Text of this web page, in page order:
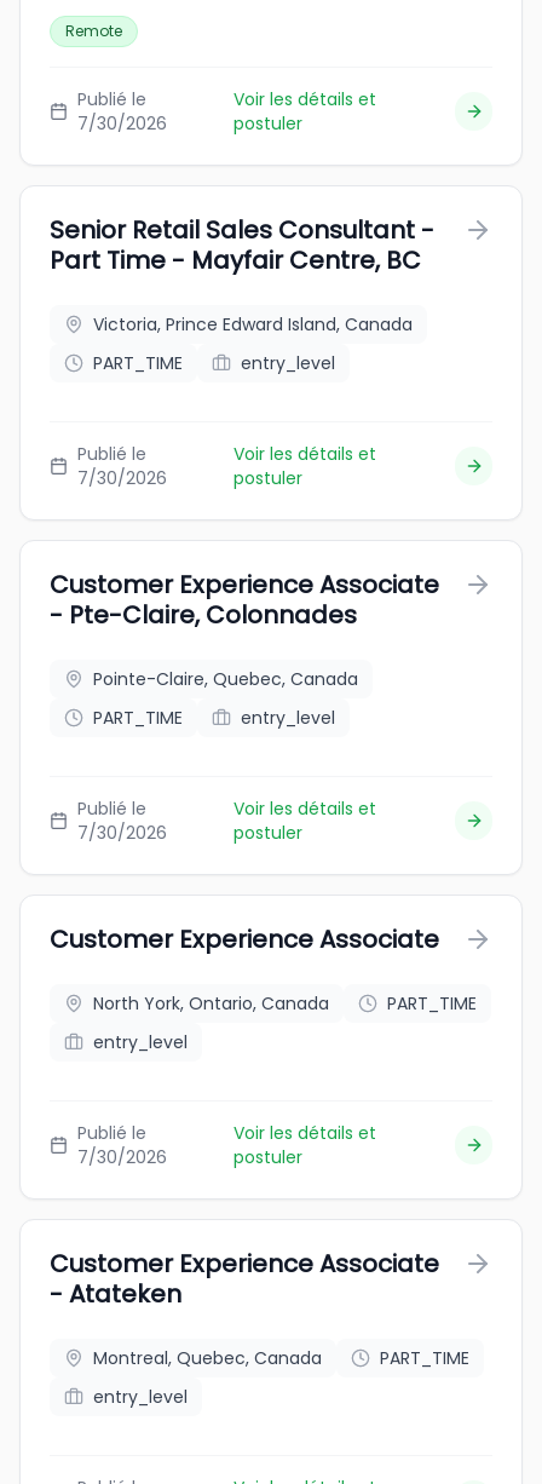
Remote
Publié le
7/30/2026
Voir les détails et
postuler
Senior Retail Sales Consultant -
Part Time - Mayfair Centre, BC
Victoria, Prince Edward Island, Canada
PART_TIME
entry_level
Publié le
7/30/2026
Voir les détails et
postuler
Customer Experience Associate
- Pte-Claire, Colonnades
Pointe-Claire, Quebec, Canada
PART_TIME
entry_level
Publié le
7/30/2026
Voir les détails et
postuler
Customer Experience Associate
North York, Ontario, Canada
PART_TIME
entry_level
Publié le
7/30/2026
Voir les détails et
postuler
Customer Experience Associate
- Atateken
Montreal, Quebec, Canada
PART_TIME
entry_level